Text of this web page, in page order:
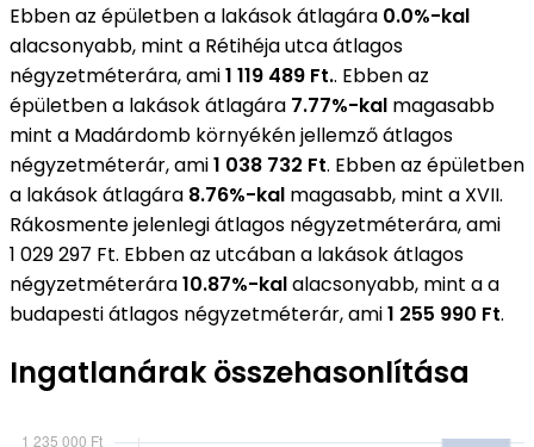
Ebben az épületben a lakások átlagára 0.0%-kal
alacsonyabb, mint a Rétihéja utca átlagos
négyzetméterára, ami1 119 489 Ft.. Ebben az
épületben a lakások átlagára 7.77%-kal magasabb
mint a Madárdomb környékén jellemző átlagos
négyzetméterár, ami1 038 732 Ft. Ebben az épületben
a lakások átlagára 8.76%-kal magasabb, mint a XVII.
Rákosmente jelenlegi átlagos négyzetméterára, ami
1 029 297 Ft. Ebben az utcában a lakások átlagos
négyzetméterára10.87%-kalalacsonyabb, mint a a
budapesti átlagos négyzetméterár, ami1 255 990 Ft.
Ingatlanárak összehasonlítása